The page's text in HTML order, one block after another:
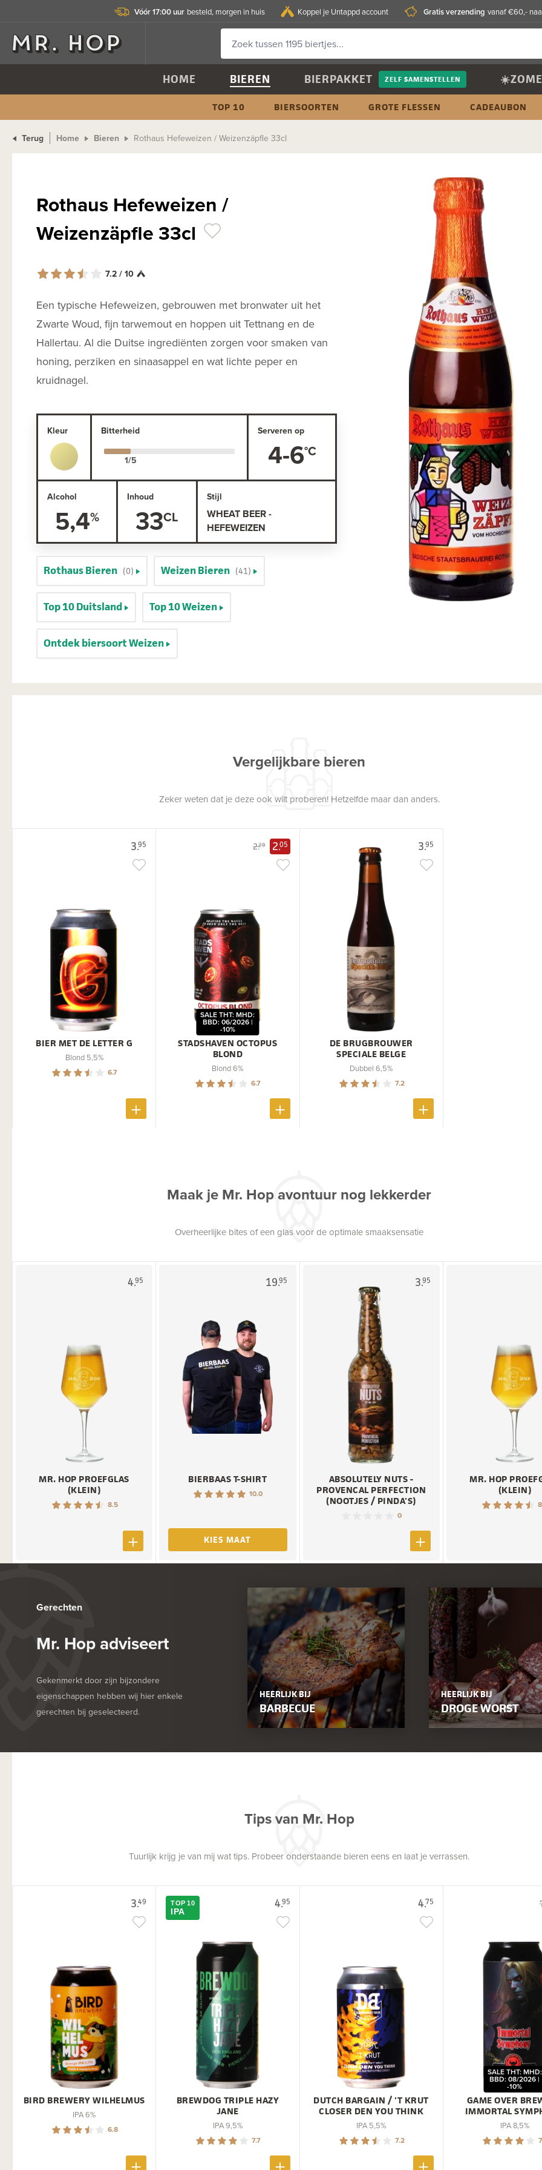
Vóór 17:00 uur besteld, morgen in huis Koppel je Untappd account Gratis verzending vanaf €60,-
HOME BIEREN BIERPAKKET ZELF SAMENSTELLEN
TOP 10 BIERSOORTEN GROTE FLESSEN CADEAUBON
Terug Home Bieren Rothaus Hefeweizen / Weizenzäpfle 33cl
Rothaus Hefeweizen /
Weizenzäpfle 33cl
7.2 / 10
Een typische Hefeweizen, gebrouwen met bronwater uit het
Zwarte Woud, fijn tarwemout en hoppen uit Tettnang en de
Hallertau. Al die Duitse ingrediënten zorgen voor smaken van
honing, perziken en sinaasappel en wat lichte peper en
kruidnagel.
Kleur Bitterheid Serveren op
4-6
Alcohol
5,4
Inhoud
33
Stijl
WHEAT BEER -
HEFEWEIZEN
Rothaus Bieren (0) Weizen Bieren (41)
Top 10 Duitsland Top 10 Weizen
Ontdek biersoort Weizen
Vergelijkbare bieren
Zeker weten dat je deze ook wilt proberen! Hetzelfde maar dan anders.
3.95
BIER MET DE LETTER G
Blond 5,5%
6.7
2.29 2.05
STADSHAVEN OCTOPUS
BLOND
SALE THT: MHD:
BBD: 06/2026 |
-10%
Blond 6%
6.7
3.95
DE BRUGBROUWER
SPECIALE BELGE
Dubbel 6,5%
7.2
Maak je Mr. Hop avontuur nog lekkerder
Overheerlijke bites of een glas voor de optimale smaaksensatie
4.95
MR. HOP PROEFGLAS
(KLEIN)
8.5
19.95
BIERBAAS T-SHIRT
10.0
KIES MAAT
3.95
ABSOLUTELY NUTS -
PROVENCAL PERFECTION
(NOOTJES / PINDA'S)
0
MR. HOP
(KLEIN)
Gerechten
Mr. Hop adviseert
Gekenmerkt door zijn bijzondere
eigenschappen hebben wij hier enkele
gerechten bij geselecteerd.
HEERLIJK BIJ
BARBECUE
HEERLIJK BIJ
DROGE WORST
Tips van Mr. Hop
Tuurlijk krijg je van mij wat tips. Probeer onderstaande bieren eens en laat je verrassen.
3.49
BIRD BREWERY WILHELMUS
IPA 6%
6.8
4.95
TOP 10
IPA
BREWDOG TRIPLE HAZY
JANE
IPA 9,5%
7.7
4.75
DUTCH BARGAIN / 'T KRUT
CLOSER DEN YOU THINK
IPA 5,5%
7.2
GAME OVER
IMMORTAL
SALE THT: MHD:
BBD: 08/2026 |
-10%
IPA 8,5%